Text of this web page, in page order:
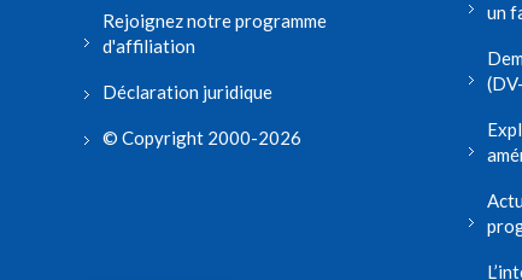
Rejoignez notre programme
d'affiliation
Déclaration juridique
© Copyright 2000-2026
un